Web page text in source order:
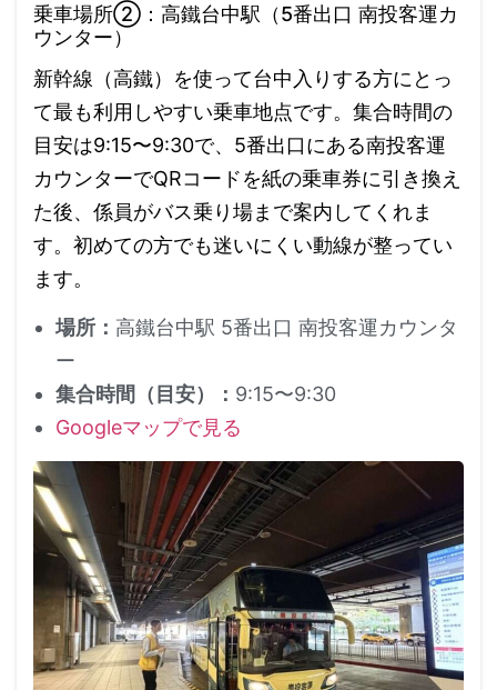
乗車場所②：高鐵台中駅（5番出口 南投客運カ
ウンター）
新幹線（高鐵）を使って台中入りする方にとっ
て最も利用しやすい乗車地点です。集合時間の
目安は9:15〜9:30で、5番出口にある南投客運
カウンターでQRコードを紙の乗車券に引き換え
た後、係員がバス乗り場まで案内してくれま
す。初めての方でも迷いにくい動線が整ってい
ます。
場所： 高鐵台中駅 5番出口 南投客運カウンタ
ー
集合時間（目安）： 9:15〜9:30
Googleマップで見る